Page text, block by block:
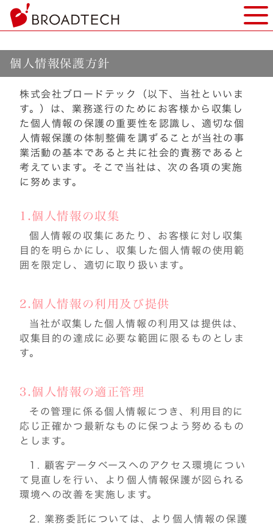
ー
部
モバ
個人情報保護方針
株式会社ブロードテック（以下、当社といいま
す。）は、業務遂行のためにお客様から収集し
た個人情報の保護の重要性を認識し、適切な個
人情報保護の体制整備を講ずることが当社の事
業活動の基本であると共に社会的責務であると
考えています。そこで当社は、次の各項の実施
に努めます。
1.個人情報の収集
個人情報の収集にあたり、お客様に対し収集
目的を明らかにし、収集した個人情報の使用範
囲を限定し、適切に取り扱います。
2.個人情報の利用及び提供
当社が収集した個人情報の利用又は提供は、
収集目的の達成に必要な範囲に限るものとしま
す。
3.個人情報の適正管理
その管理に係る個人情報につき、利用目的に
応じ正確かつ最新なものに保つよう努めるもの
とします。
1.
顧客データベースへのアクセス環境につい
て見直しを行い、より個人情報保護が図られる
環境への改善を実施します。
2.
業務委託については、より個人情報の保護